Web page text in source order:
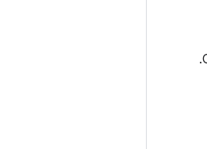
ל-Android, הם צריכים לספק דרייברים ל-EGL, ל-OpenGL ES 1.x ול-OpenGL ES 2.0.